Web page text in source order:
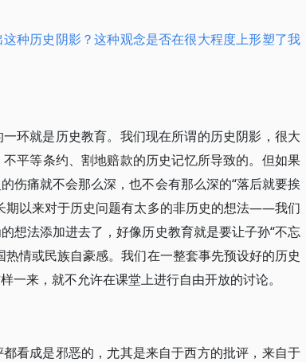
种历史阴影？这种观念是否在很大程度上形塑了我
环就是历史教育。我们现在所谓的历史阴影，很大
平等条约、割地赔款的历史记忆所导致的。但如果
伤痛就不会那么深，也不会有那么深的“落后就要挨
期以来对于历史问题有太多的非历史的想法——我们
想法添加进去了，好像历史教育就是要让子孙“不忘
情或民族自豪感。我们在一整套事先预设好的历史
来，就不允许在课堂上进行自由开放的讨论。
看成是邪恶的，尤其是来自于西方的批评，来自于